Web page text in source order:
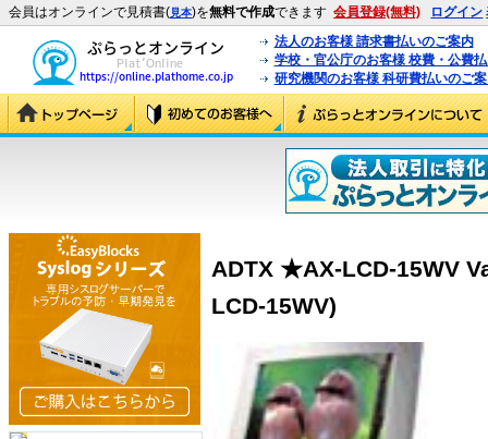
会員はオンラインで見積書(見本)を無料で作成できます 会員登録(無料) ログイン
法人のお客様 請求書払いのご案内
学校・官公庁のお客様 校費・公費
研究機関のお客様 科研費払いのご
ADTX ★AX-LCD-15WV
LCD-15WV)